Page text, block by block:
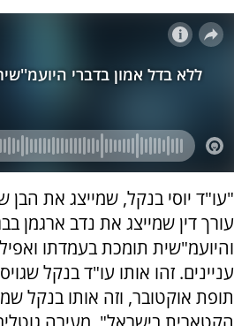
"עו"ד יוסי בנקל, שמייצג את הבן
עורך דין שמייצג את נדב ארגמן
והיועמ"שית תומכת בעמדתו
עניינים. זהו אותו עו"ד בנקל
תופת אוקטובר, וזה אותו בנקל